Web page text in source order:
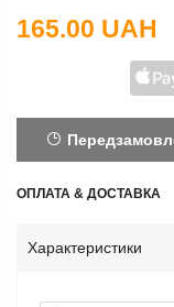
165.00 UAH
ОПЛАТА & ДОСТАВКА
Характеристики